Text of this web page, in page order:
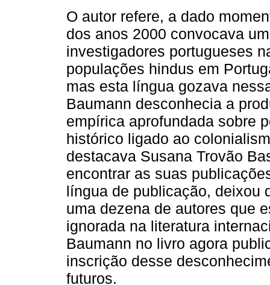
O autor refere, a dado
dos anos 2000 convocava
investigadores portugueses
populações hindus em
mas esta língua gozava
Baumann desconhecia a
empírica aprofundada sobre
histórico ligado ao
destacava Susana Trovão
encontrar as suas
língua de publicação, deixou
uma dezena de autores que
ignorada na literatura
Baumann no livro agora
inscrição desse
futuros.